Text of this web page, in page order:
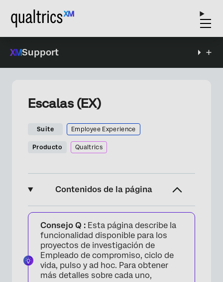
Support
Escalas (EX)
Suite Employee Experience
Producto Qualtrics
Contenidos de la página
Acerca de las escalas
Preparación de datos para las escalas
Cómo cambiar tu báscula
Compatibilidad de Widget
Consejo Q : Esta página describe la
funcionalidad disponible para los
proyectos de investigación de
Empleado de compromiso, ciclo de
vida, pulso y ad hoc. Para obtener
más detalles sobre cada uno,